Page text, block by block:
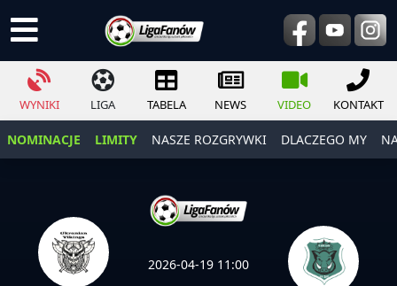
WYNIKI LIGA TABELA NEWS VIDEO KONTAKT
NOMINACJE LIMITY NASZE ROZGRYWKI DLACZEGO MY
2026-04-19 11:00